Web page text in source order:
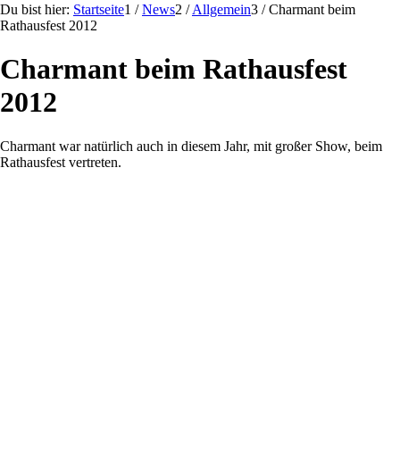
Du bist hier: Startseite1 / News2 / Allgemein3 / Charmant beim
Rathausfest 2012
Charmant beim Rathausfest
2012
Charmant war natürlich auch in diesem Jahr, mit großer Show, beim
Rathausfest vertreten.